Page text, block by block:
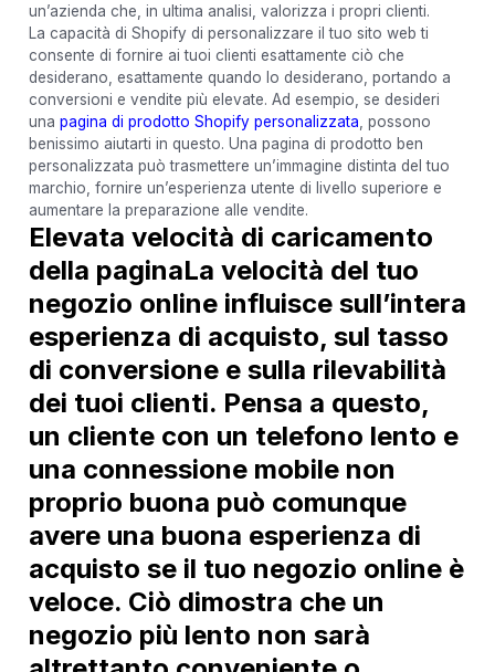
un’azienda che, in ultima analisi, valorizza i propri clienti.
La capacità di Shopify di personalizzare il tuo sito web ti
consente di fornire ai tuoi clienti esattamente ciò che
desiderano, esattamente quando lo desiderano, portando a
conversioni e vendite più elevate. Ad esempio, se desideri
una pagina di prodotto Shopify personalizzata , possono
benissimo aiutarti in questo. Una pagina di prodotto ben
personalizzata può trasmettere un’immagine distinta del tuo
marchio, fornire un’esperienza utente di livello superiore e
aumentare la preparazione alle vendite.
Elevata velocità di caricamento
della paginaLa velocità del tuo
negozio online influisce sull’intera
esperienza di acquisto, sul tasso
di conversione e sulla rilevabilità
dei tuoi clienti. Pensa a questo,
un cliente con un telefono lento e
una connessione mobile non
proprio buona può comunque
avere una buona esperienza di
acquisto se il tuo negozio online è
veloce. Ciò dimostra che un
negozio più lento non sarà